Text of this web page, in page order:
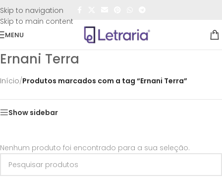
Skip to navigation
Skip to main content
FRETE GRÁTIS
MENU
Ernani Terra
Início/Produtos marcados com a tag “Ernani Terra”
Show sidebar
Nenhum produto foi encontrado para a sua seleção.